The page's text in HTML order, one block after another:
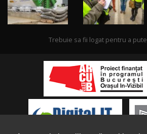
Trebuie sa fii logat pentru a